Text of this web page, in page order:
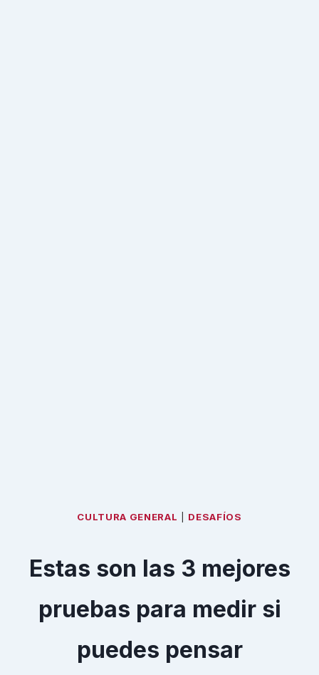
CULTURA GENERAL DESAFÍOS
Estas son las 3 mejores
pruebas para medir si
puedes pensar